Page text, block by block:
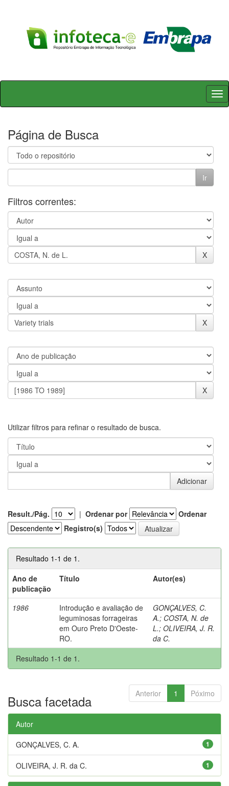
Skip
Página de Busca
Filtros correntes:
Utilizar filtros para refinar o resultado de busca.
Result./Pág. | Ordenar por
Ordenar
Registro(s)
Resultado 1-1 de 1.
Ano de
publicação
Título Autor(es)
1986
Introdução e avaliação de
leguminosas forrageiras
em Ouro Preto D'Oeste-
RO.
GONÇALVES, C.
A.; COSTA, N. de
L.; OLIVEIRA, J. R.
da C.
Resultado 1-1 de 1.
Anterior 1 Póximo
Busca facetada
Autor
1
GONÇALVES, C. A.
1
OLIVEIRA, J. R. da C.